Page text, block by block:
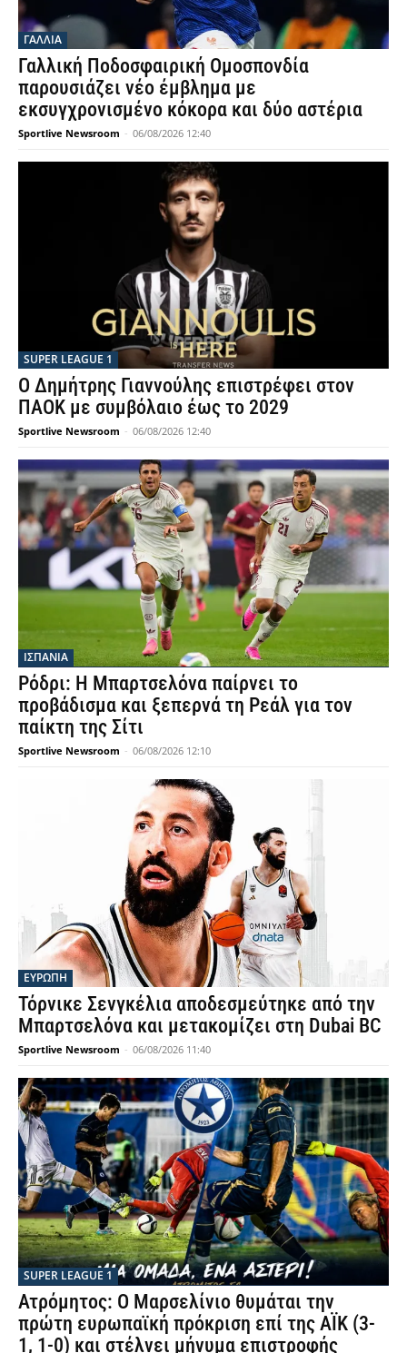
ΓΑΛΛΙΑ
Γαλλική Ποδοσφαιρική Ομοσπονδία
παρουσιάζει νέο έμβλημα με
εκσυγχρονισμένο κόκορα και δύο αστέρια
Sportlive Newsroom - 06/08/2026 12:40
SUPER LEAGUE 1
Ο Δημήτρης Γιαννούλης επιστρέφει στον
ΠΑΟΚ με συμβόλαιο έως το 2029
Sportlive Newsroom - 06/08/2026 12:40
ΙΣΠΑΝΙΑ
Ρόδρι: Η Μπαρτσελόνα παίρνει το
προβάδισμα και ξεπερνά τη Ρεάλ για τον
παίκτη της Σίτι
Sportlive Newsroom - 06/08/2026 12:10
ΕΥΡΩΠΗ
Τόρνικε Σενγκέλια αποδεσμεύτηκε από την
Μπαρτσελόνα και μετακομίζει στη Dubai BC
Sportlive Newsroom - 06/08/2026 11:40
SUPER LEAGUE 1
Ατρόμητος: Ο Μαρσελίνιο θυμάται την
πρώτη ευρωπαϊκή πρόκριση επί της ΑΪΚ (3-
1, 1-0) και στέλνει μήνυμα επιστροφής